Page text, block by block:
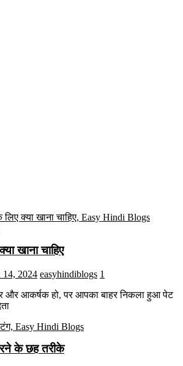
खाना चाहिए
14, 2024 easyhindiblogs 1
और आकर्षक हो, पर आपका बाहर निकला हुआ पेट
के छह तरीके